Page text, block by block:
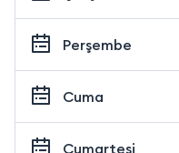
Perşembe
Cuma
Cumartesi